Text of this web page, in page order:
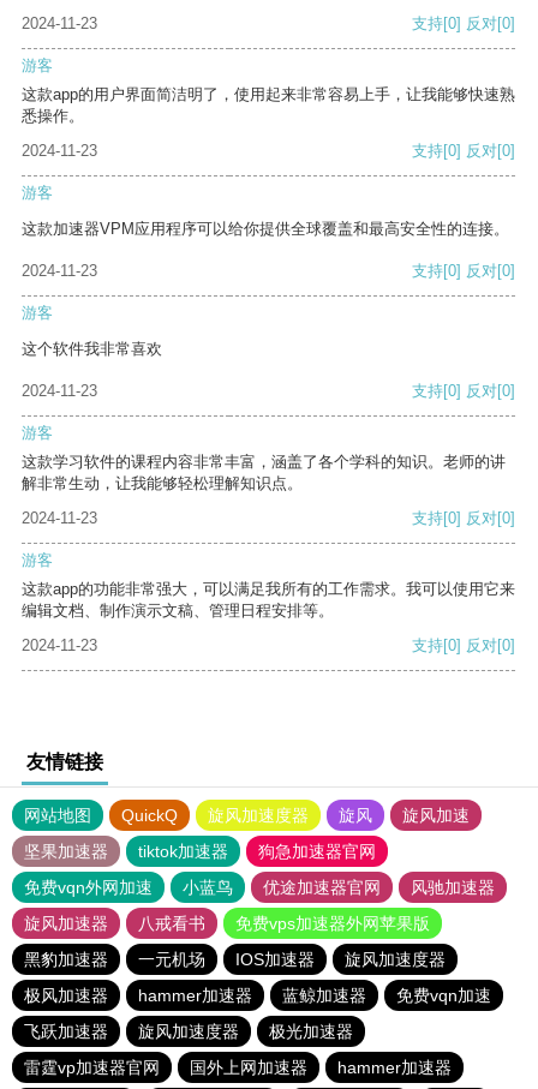
2024-11-23
支持[0] 反对[0]
游客
这款app的用户界面简洁明了，使用起来非常容易上手，让我能够快速熟
悉操作。
2024-11-23
支持[0] 反对[0]
游客
这款加速器VPM应用程序可以给你提供全球覆盖和最高安全性的连接。
2024-11-23 支持[0] 反对[0]
游客
这个软件我非常喜欢
2024-11-23 支持[0] 反对[0]
游客
这款学习软件的课程内容非常丰富，涵盖了各个学科的知识。老师的讲
解非常生动，让我能够轻松理解知识点。
2024-11-23
支持[0] 反对[0]
游客
这款app的功能非常强大，可以满足我所有的工作需求。我可以使用它来
编辑文档、制作演示文稿、管理日程安排等。
2024-11-23
支持[0] 反对[0]
友情链接
网站地图 QuickQ 旋风加速度器 旋风
旋风加速
坚果加速器
tiktok加速器
狗急加速器官网
免费vqn外网加速
小蓝鸟 优途加速器官网
风驰加速器
旋风加速器
八戒看书
免费vps加速器外网苹果版
黑豹加速器
一元机场 IOS加速器
旋风加速度器
极风加速器
hammer加速器 蓝鲸加速器
免费vqn加速
飞跃加速器
旋风加速度器
极光加速器
雷霆vp加速器官网
国外上网加速器 hammer加速器